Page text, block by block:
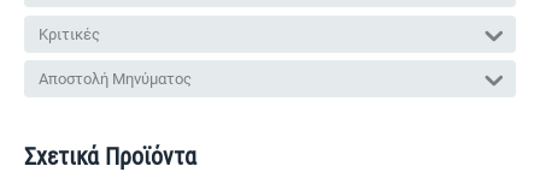
Κριτικές
Αποστολή Μηνύματος
Σχετικά Προϊόντα